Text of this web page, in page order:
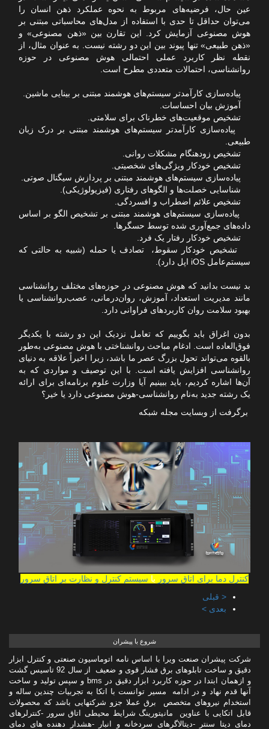
عین حال، فرضیه‌های مربوط به نحوه عملکرد ذهن انسان را
می‌توان حداقل تا حدی با استفاده از مدل‌های محاسباتی مبتنی بر
هوش مصنوعی آزمایش کرد. این تقارن بین «ذهن مصنوعی» و
«ذهن طبیعی» تنها پیوند بین این دو رشته نیست. به عنوان مثال، از
نقطه نظر کاربرد عملی احتمالی هوش مصنوعی در حوزه
روانشناسی، احتمالات متعددی مطرح است.
پیاده‌سازی کارآمدتر سیستم‌های هوشمند مبتنی بر بینایی ماشین.
آموزش بیان احساسات.
تشخیص موقعیت‌های خطرناک برای سلامتی.
پیاده‌سازی کارآمدتر سیستم‌های هوشمند مبتنی بر درک زبان
طبیعی.
تشخیص زودهنگام مشکلات روانی.
تشخیص خودکار ویژگی‌های شخصیتی.
پیاده‌سازی سیستم‌های هوشمند مبتنی بر پردازش سیگنال صوتی.
شناسایی خصلت‌ها و الگوهای رفتاری (فیزیولوژیکی).
تشخیص علائم اضطراب و افسردگی.
پیاده‌سازی سیستم‌های هوشمند مبتنی بر تشخیص الگو بر اساس
داده‌های جمع‌آوری شده توسط حسگر‌ها.
تشخیص خودکار رفتار یک فرد.
تشخیص خودکار سقوط، تصادف یا حمله (شبیه به حالتی که
سیستم‌عامل iOS اپل دارد).
بد نیست بدانید که هوش مصنوعی در حوزه‌های مختلف روانشناسی
مانند مدیریت استعداد، آموزش، روان‌درمانی، عصب‌روانشناسی یا
بهبود سلامت روان کاربردهای فراوانی دارد.
بدون اغراق باید بگوییم که تعامل نزدیک این دو رشته با یکدیگر
فوق‌العاده است. ادغام مباحث روانشناختی با هوش مصنوعی به‌طور
بالقوه می‌تواند تحول بزرگ عصر ما باشد، زیرا اخیراً علاقه به دنیای
روانشناسی افزایش یافته است. با این توصیف و مواردی که به
آن‌ها اشاره کردیم، باید ببینیم آیا وزارت علوم برنامه‌ای برای ارائه
یک رشته جدید به‌نام روانشناسی-هوش‌ مصنوعی دارد یا خیر؟
برگرفت از وبسایت مجله شبکه
کنترل دما برای اتاق سرور یا سیستم کنترل و نظارت بر اتاق سرور
< قبلی
بعدی >
شروع با پیشران
شرکت پیشران صنعت ویرا با اساس نامه اتوماسیون صنعتی و کنترل ابزار
دقیق و ساخت تابلوهای برق فشار قوی و ضعیف از سال 92 تاسیس گشت
و ازهمان ابتدا در حوزه کاربرد ابزار دقیق در bms و سپس تولید و ساخت
آنها قدم نهاد و در ادامه مسیر توانست با اتکا به تجربیات چندین ساله و
استخدام نیروهای متخصص برق عملا جزو شرکتهایی باشد که محصولات
قابل اتکایی با عناوین مانیتورینگ شرایط محیطی اتاق سرور -کنترلرهای
دمای دیتا سنتر -دیتالاگرهای سردخانه و انبار -هشدار دهنده های دمای